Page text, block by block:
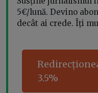
5€/lună. Devino
decât ai crede. Îți
3.5%